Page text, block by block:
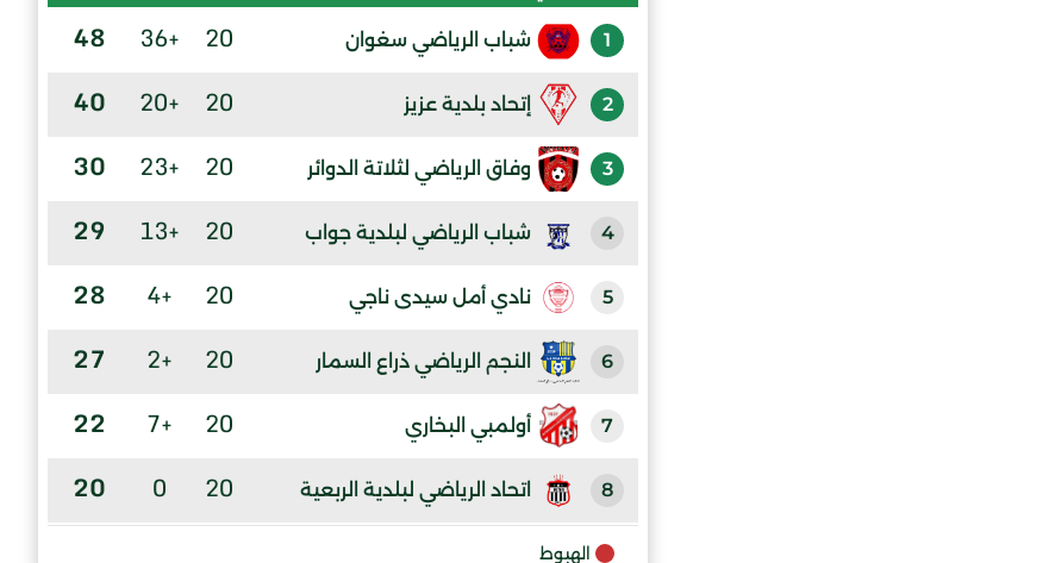
1 شباب الرياضي سغوان 20
+36
48
2 إتحاد بلدية عزيز 20
+20
40
3 وفاق الرياضي لثلاتة الدوائر 20
+23
30
4 شباب الرياضي لبلدية جواب 20
+13
29
5 نادي أمل سيدى ناجي 20
+4
28
6 النجم الرياضي ذراع السمار 20
+2
27
7 أولمبي البخاري 20
+7
22
8 اتحاد الرياضي لبلدية الربعية 20
0
20
9 الهبوط